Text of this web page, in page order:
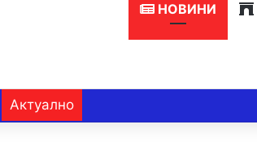
НОВИНИ
Актуално